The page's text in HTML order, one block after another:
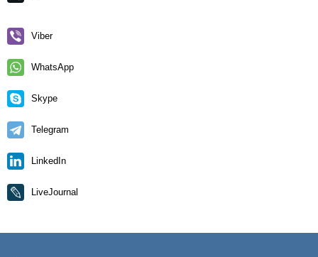
Viber
WhatsApp
Skype
Telegram
LinkedIn
LiveJournal